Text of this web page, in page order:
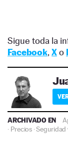
Sigue toda la
Facebook, Xo
ARCHIVADO EN
· Precios·Seguridad